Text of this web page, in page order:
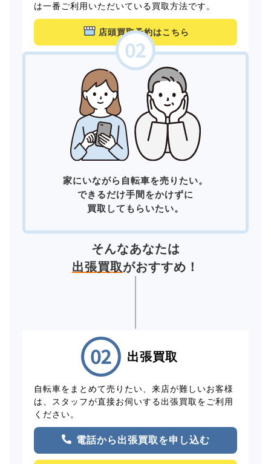
は一番ご利用いただいている買取方法です。
店頭買取予約はこちら
家にいながら自転車を売りたい。
できるだけ手間をかけずに
買取してもらいたい。
そんなあなたは
出張買取がおすすめ！
出張買取
自転車をまとめて売りたい、来店が難しいお客様
は、スタッフが直接お伺いする出張買取をご利用
ください。
電話から出張買取を申し込む